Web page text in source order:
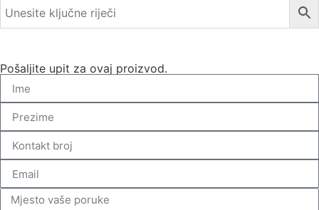
Pošaljite upit za ovaj proizvod.